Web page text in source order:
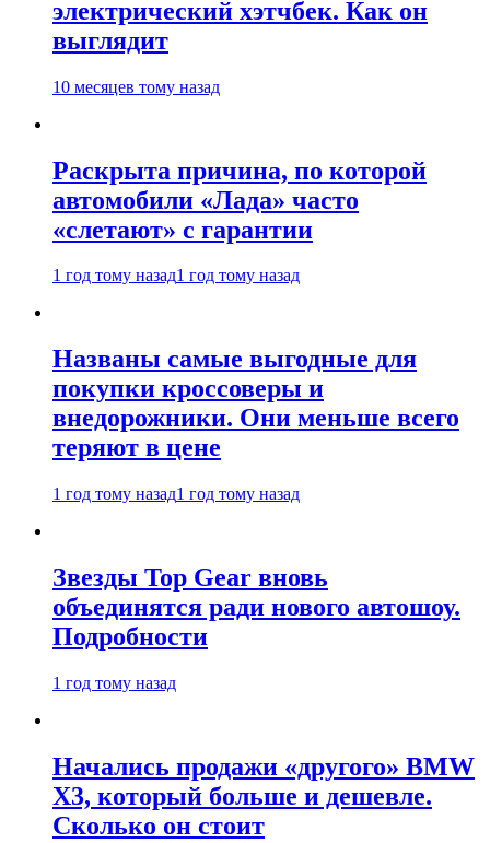
электрический хэтчбек. Как он
выглядит
10 месяцев тому назад
Раскрыта причина, по которой
автомобили «Лада» часто
«слетают» с гарантии
1 год тому назад1 год тому назад
Названы самые выгодные для
покупки кроссоверы и
внедорожники. Они меньше всего
теряют в цене
1 год тому назад1 год тому назад
Звезды Top Gear вновь
объединятся ради нового автошоу.
Подробности
1 год тому назад
Начались продажи «другого» BMW
X3, который больше и дешевле.
Сколько он стоит